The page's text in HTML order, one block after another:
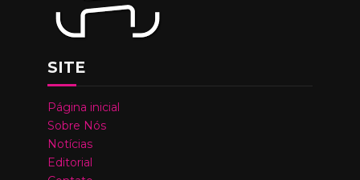
SITE
Página inicial
Sobre Nós
Notícias
Editorial